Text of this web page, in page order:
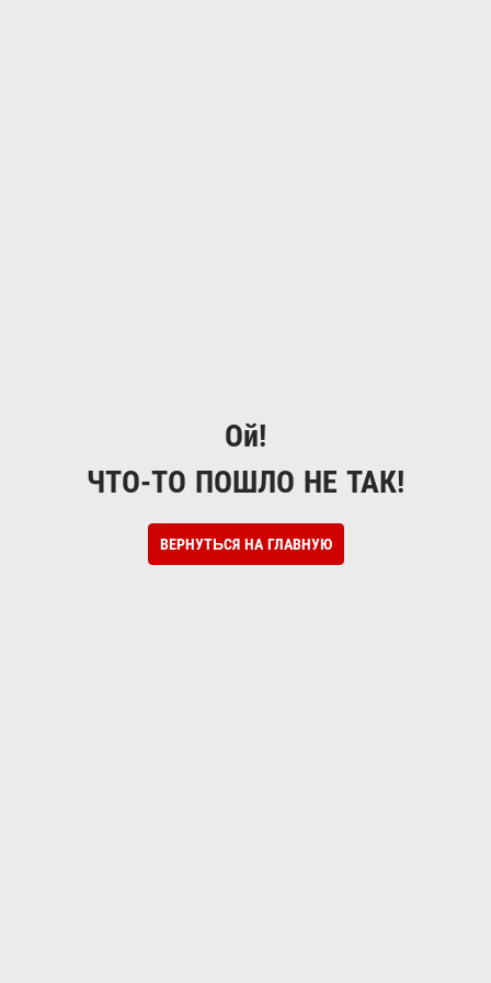
Ой!
ЧТО-ТО ПОШЛО НЕ ТАК!
ВЕРНУТЬСЯ НА ГЛАВНУЮ